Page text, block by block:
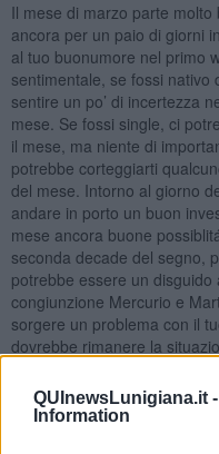
QUInewsLunigiana.it -
Information
Il mese di marzo parte
ancora per un paio di giorni
al tuo buonumore nel primo
sentimentale, se fossi
sentire un po’ di incertezza
mese. Se fossi single, ci
il mese, ma niente di
potrebbe corteggiarti
del mese. Intorno al giorno
andare in porto un buon
mese ancora buone
seconda decade del segno,
potrebbe essere un
congiunzione Mercurio e
sorgere un problema con il
dovrebbe rimanere la
l’ultimo weekend del mese
da qualcuno, da chi non